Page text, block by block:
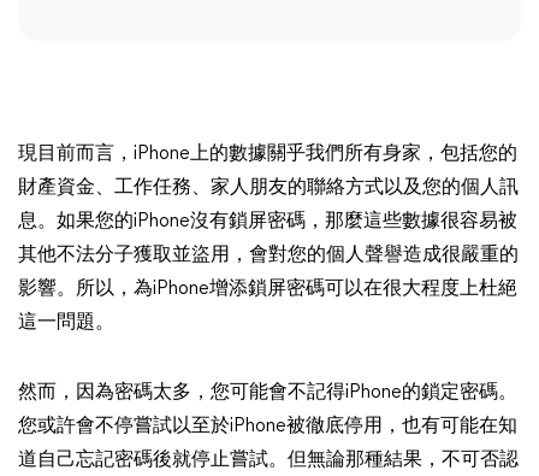
現目前而言，iPhone上的數據關乎我們所有身家，包括您的
財產資金、工作任務、家人朋友的聯絡方式以及您的個人訊
息。如果您的iPhone沒有鎖屏密碼，那麼這些數據很容易被
其他不法分子獲取並盜用，會對您的個人聲譽造成很嚴重的
影響。所以，為iPhone增添鎖屏密碼可以在很大程度上杜絕
這一問題。
然而，因為密碼太多，您可能會不記得iPhone的鎖定密碼。
您或許會不停嘗試以至於iPhone被徹底停用，也有可能在知
道自己忘記密碼後就停止嘗試。但無論那種結果，不可否認